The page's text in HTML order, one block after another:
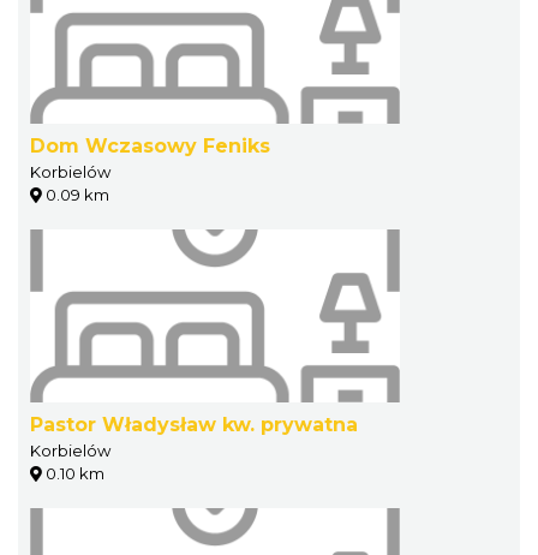
Dom Wczasowy Feniks
Korbielów
0.09 km
Pastor Władysław kw. prywatna
Korbielów
0.10 km